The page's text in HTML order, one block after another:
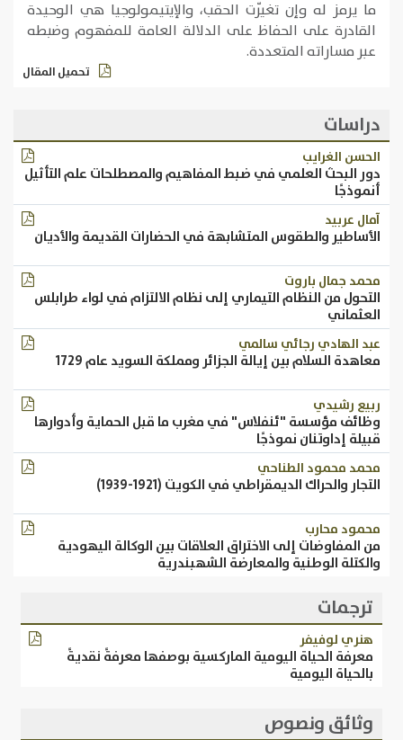
ما يرمز له وإن تغيّرت الحقب، والإيتيمولوجيا هي الوحيدة
القادرة على الحفاظ على الدلالة العامة للمفهوم وضبطه
عبر مساراته المتعددة.
تحميل المقال
دراسات
الحسن الغرايب
دور البحث العلمي في ضبط المفاهيم والمصطلحات علم التأثيل
أنموذجًا
آمال عربيد
الأساطير والطقوس المتشابهة في الحضارات القديمة والأديان
محمد جمال باروت
التحول من النظام التيماري إلى نظام الالتزام في لواء طرابلس
العثماني
عبد الهادي رجائي سالمي
معاهدة السلام بين إيالة الجزائر ومملكة السويد عام 1729
ربيع رشيدي
وظائف مؤسسة "ئنفلاس" في مغرب ما قبل الحماية وأدوارها
قبيلة إداوتنان نموذجًا
محمد محمود الطناحي
التجار والحراك الديمقراطي في الكويت (1921-1939)
محمود محارب
من المفاوضات إلى الاختراق العلاقات بين الوكالة اليهودية
والكتلة الوطنية والمعارضة الشهبندرية
ترجمات
هنري لوفيفر
معرفة الحياة اليومية الماركسية بوصفها معرفةً نقديةً
بالحياة اليومية
وثائق ونصوص